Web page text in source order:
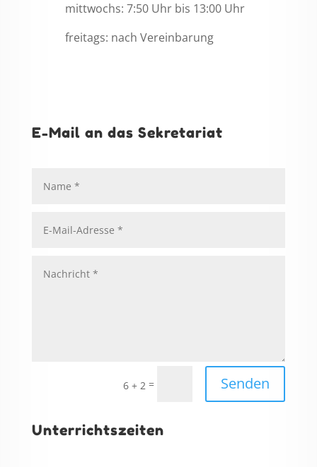
mittwochs: 7:50 Uhr bis 13:00 Uhr
freitags: nach Vereinbarung
E-Mail an das Sekretariat
6 + 2 = Senden
Unterrichtszeiten